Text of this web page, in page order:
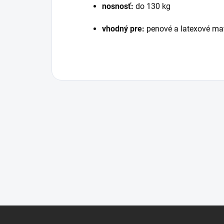
nosnosť: do 130 kg
vhodný pre: penové a latexové